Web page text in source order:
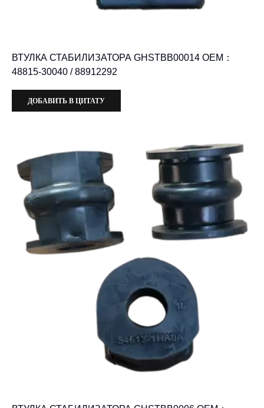
ВТУЛКА СТАБИЛИЗАТОРА GHSTBB00014 OEM：
48815-30040 / 88912292
ДОБАВИТЬ В ЦИТАТУ